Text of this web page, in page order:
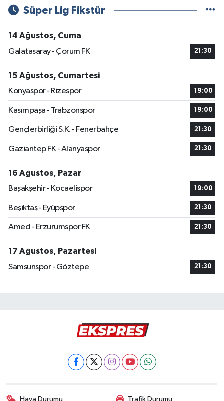
Süper Lig Fikstür
14 Ağustos, Cuma
Galatasaray - Çorum FK
21:30
15 Ağustos, Cumartesi
Konyaspor - Rizespor
19:00
Kasımpaşa - Trabzonspor 19:00
Gençlerbirliği S.K. - Fenerbahçe 21:30
Gaziantep FK - Alanyaspor 21:30
16 Ağustos, Pazar
Başakşehir - Kocaelispor
19:00
Beşiktaş - Eyüpspor 21:30
Amed - Erzurumspor FK 21:30
17 Ağustos, Pazartesi
Samsunspor - Göztepe
21:30
Hava Durumu Trafik Durumu